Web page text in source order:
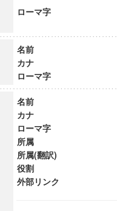
ローマ字
名前
カナ
ローマ字
名前
カナ
ローマ字
所属
所属(翻訳)
役割
外部リンク